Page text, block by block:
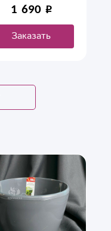
1 690
Заказать